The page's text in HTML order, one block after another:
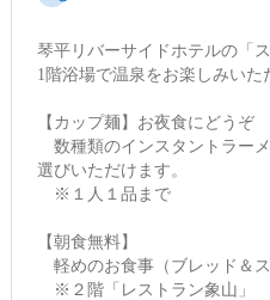
琴平リバーサイドホテルの「
1階浴場で温泉をお楽しみいた
【カップ麺】お夜食にどうぞ
数種類のインスタントラー
選びいただけます。
※１人１品まで
【朝食無料】
軽めのお食事（ブレッド＆
※２階「レストラン象山」